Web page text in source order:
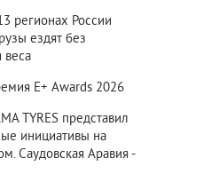
регионах России
ездят без
веса
E+ Awards 2026
TYRES представил
инициативы на
Саудовская Аравия -